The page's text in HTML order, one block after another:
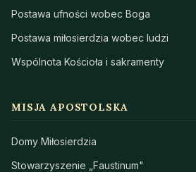
Postawa ufności wobec Boga
Postawa miłosierdzia wobec ludzi
Wspólnota Kościoła i sakramenty
MISJA APOSTOLSKA
Domy Miłosierdzia
Stowarzyszenie „Faustinum"